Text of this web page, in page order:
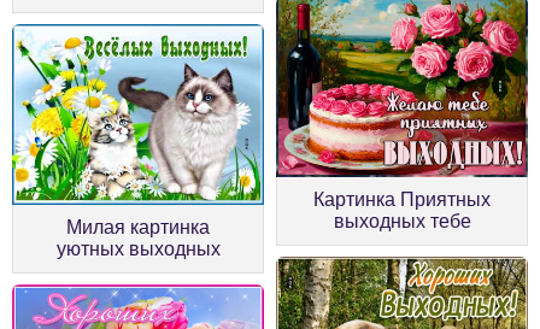
Милая картинка
уютных выходных
Картинка Приятных
выходных тебе